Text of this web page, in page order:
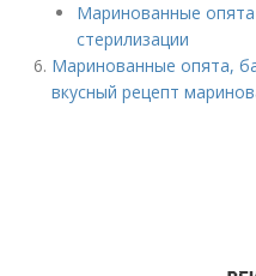
Маринованные опята
стерилизации
Маринованные опята,
вкусный рецепт